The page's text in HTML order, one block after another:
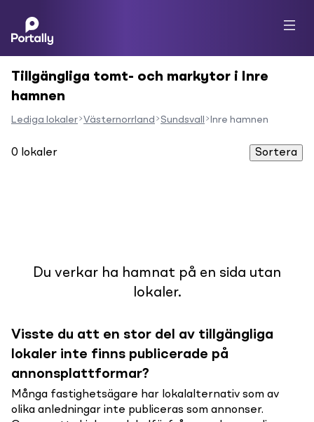
Tillgängliga tomt- och markytor i Inre
hamnen
Lediga lokaler Västernorrland Sundsvall Inre hamnen
0 lokaler Sortera
Du verkar ha hamnat på en sida utan
lokaler.
Visste du att en stor del av tillgängliga
lokaler inte finns publicerade på
annonsplattformar?
Många fastighetsägare har lokalalternativ som av
olika anledningar inte publiceras som annonser.